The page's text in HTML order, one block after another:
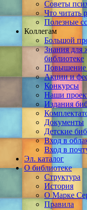
Советы
Что читать
Полезные
Коллегам
Большой
Знания для
библиотеке
Повышение
Акции и
Конкурсы
Наши
Издания
Документы
Детские
Вход в
Вход в
Эл. каталог
О библиотеке
Структура
История
О Марке
Правила